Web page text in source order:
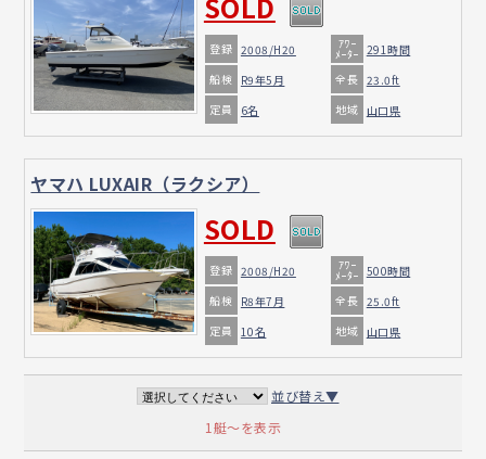
登録 2008/H20 ｱﾜｰ
ﾒｰﾀｰ 291時間
船検
R9年5月 全長 23.0ft
定員
6名 地域 山口県
ヤマハ LUXAIR（ラクシア）
SOLD
登録 2008/H20 ｱﾜｰ
ﾒｰﾀｰ 500時間
船検
R8年7月 全長 25.0ft
定員 10名 地域 山口県
並び替え▼
1艇～を表示